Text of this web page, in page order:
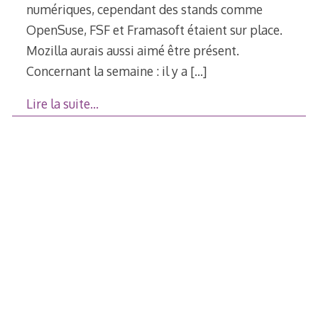
numériques, cependant des stands comme
OpenSuse, FSF et Framasoft étaient sur place.
Mozilla aurais aussi aimé être présent.
Concernant la semaine : il y a […]
Lire la suite…